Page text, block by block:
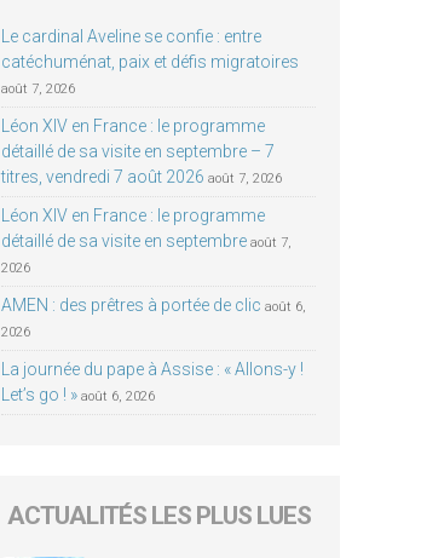
Le cardinal Aveline se confie : entre
catéchuménat, paix et défis migratoires
août 7, 2026
Léon XIV en France : le programme
détaillé de sa visite en septembre – 7
titres, vendredi 7 août 2026 août 7, 2026
Léon XIV en France : le programme
détaillé de sa visite en septembre août 7,
2026
AMEN : des prêtres à portée de clic août 6,
2026
La journée du pape à Assise : « Allons-y !
Let’s go ! » août 6, 2026
ACTUALITÉS LES PLUS LUES